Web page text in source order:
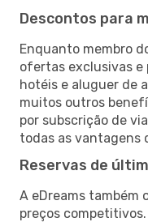
Descontos para
Enquanto membro
ofertas exclusivas e
hotéis e aluguer de
muitos outros
por subscrição de
todas as vantagens
Reservas de
A eDreams também
preços